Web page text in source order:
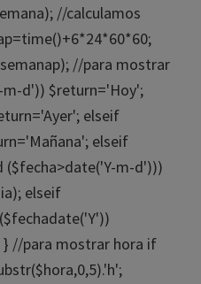
//calculamos
//para mostrar
d')) $return='Hoy';
elseif
elseif
($fecha>date('Y-m-d')))
elseif
date('Y'))
} //para mostrar hora if